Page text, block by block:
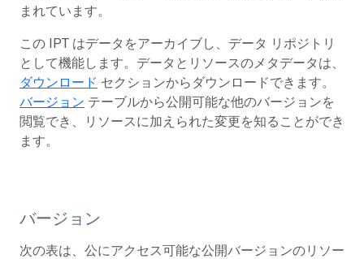
まれています。
この IPT はデータをアーカイブし、データ リポジトリ
として機能します。データとリソースのメタデータは、
ダウンロード セクションからダウンロードできます。
バージョン テーブルから公開可能な他のバージョンを
閲覧でき、リソースに加えられた変更を知ることができ
ます。
バージョン
次の表は、公にアクセス可能な公開バージョンのリソー